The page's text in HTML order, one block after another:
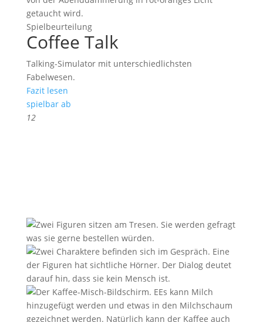
Spielbeurteilung
Coffee Talk
Talking-Simulator mit unterschiedlichsten
Fabelwesen.
Fazit lesen
spielbar ab
12